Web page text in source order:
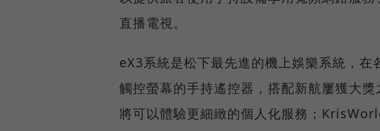
直播電視。
eX3系統是松下最先進的機上娛樂系統，
觸控螢幕的手持遙控器，搭配新航屢獲大
將可以體驗更細緻的個人化服務；